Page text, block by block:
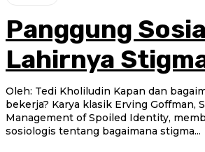
Panggung
Lahirnya
Oleh: Tedi Kholiludin Kapan dan bagaimana stigma
bekerja? Karya klasik Erving Goffman, Stigma: Notes on the
Management of Spoiled Identity,
sosiologis tentang bagaimana stigma...